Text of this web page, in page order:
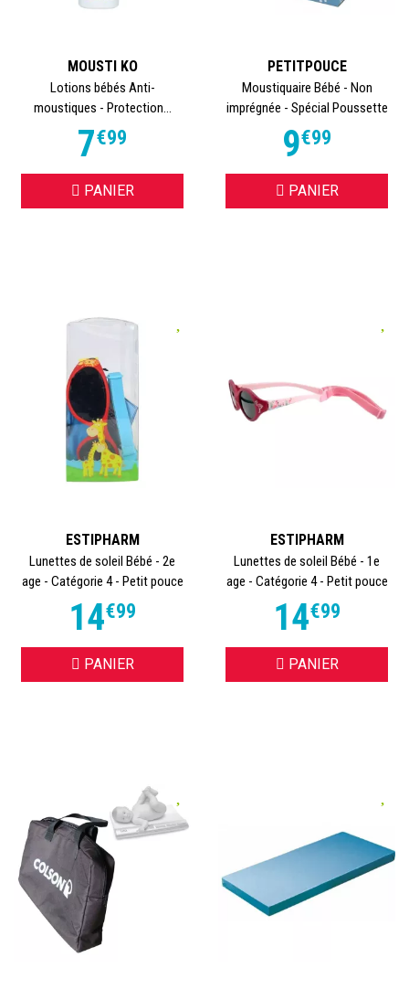
MOUSTI KO
Lotions bébés Anti-
moustiques - Protection...
7€99
PANIER
PETITPOUCE
Moustiquaire Bébé - Non
imprégnée - Spécial Poussette
9€99
PANIER
ESTIPHARM
Lunettes de soleil Bébé - 2e
age - Catégorie 4 - Petit pouce
14€99
PANIER
ESTIPHARM
Lunettes de soleil Bébé - 1e
age - Catégorie 4 - Petit pouce
14€99
PANIER